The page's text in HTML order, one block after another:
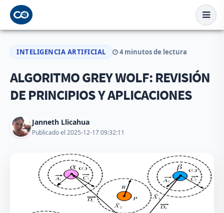
INTELIGENCIA ARTIFICIAL 4 minutos de lectura
ALGORITMO GREY WOLF: REVISIÓN
DE PRINCIPIOS Y APLICACIONES
Janneth Llicahua
Publicado el 2025-12-17 09:32:11